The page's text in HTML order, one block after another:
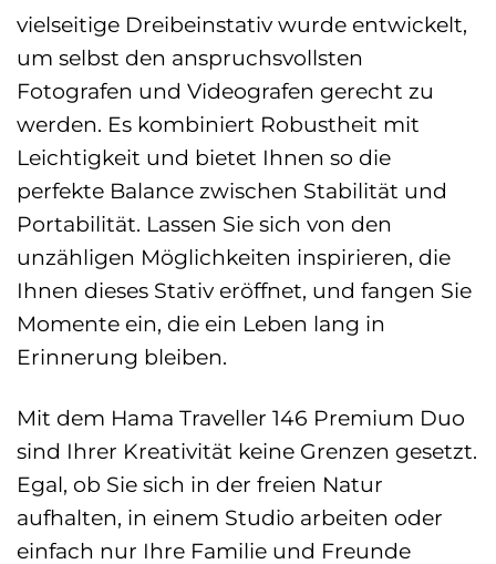
vielseitige Dreibeinstativ wurde entwickelt,
um selbst den anspruchsvollsten
Fotografen und Videografen gerecht zu
werden. Es kombiniert Robustheit mit
Leichtigkeit und bietet Ihnen so die
perfekte Balance zwischen Stabilität und
Portabilität. Lassen Sie sich von den
unzähligen Möglichkeiten inspirieren, die
Ihnen dieses Stativ eröffnet, und fangen Sie
Momente ein, die ein Leben lang in
Erinnerung bleiben.
Mit dem Hama Traveller 146 Premium Duo
sind Ihrer Kreativität keine Grenzen gesetzt.
Egal, ob Sie sich in der freien Natur
aufhalten, in einem Studio arbeiten oder
einfach nur Ihre Familie und Freunde